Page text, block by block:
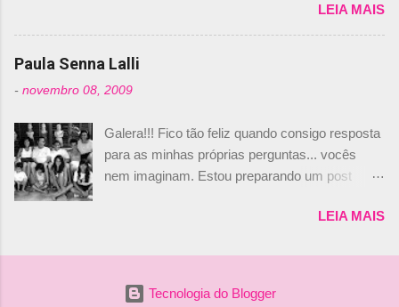
dois brasileiros”, explicou, dizendo ainda que
não tem nada contra o filho do tricampeão
Nelson Piquet. “Ele é um bom piloto, rápido e
experiente.” Audetto disse ainda que a suposta
não corresponde à realidade. “O suposto 15%
de investimento seria menor do que aquilo que
outros pilotos podem trazer: italianos, r...
truth but I’ve never had an option in my contract so that’s
should, pretty much, tell you that it’s not true." #Kimi7 #EifelGP
#AlfaRomeoRacing pic.twitter.com/77EDVn39Ia — Kimi
Romain falando sobre o fato do Iceman estar há tantos anos na
@RGrosjean ! #EifelGP 🇩🇪 #F1
pic.twitter.com/GSAu1LWnwW — Formula 1 (@F1) October 8,
2020 Beijinhos, Ludy
LEIA MAIS
Paula Senna Lalli
- novembro 08, 2009
Galera!!! Fico tão feliz quando consigo resposta
para as minhas próprias perguntas... vocês
nem imaginam. Estou preparando um post
nunca falei sobre ela, aqui no Octeto. No meio
aqui: Na época, rendeu um burburinho, porque
legendei a foto, dizendo que a menina ao lado
LEIA MAIS
Tecnologia do Blogger